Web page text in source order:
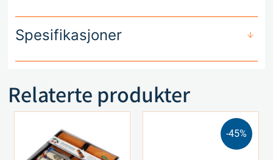
Spesifikasjoner
Relaterte produkter
-45%